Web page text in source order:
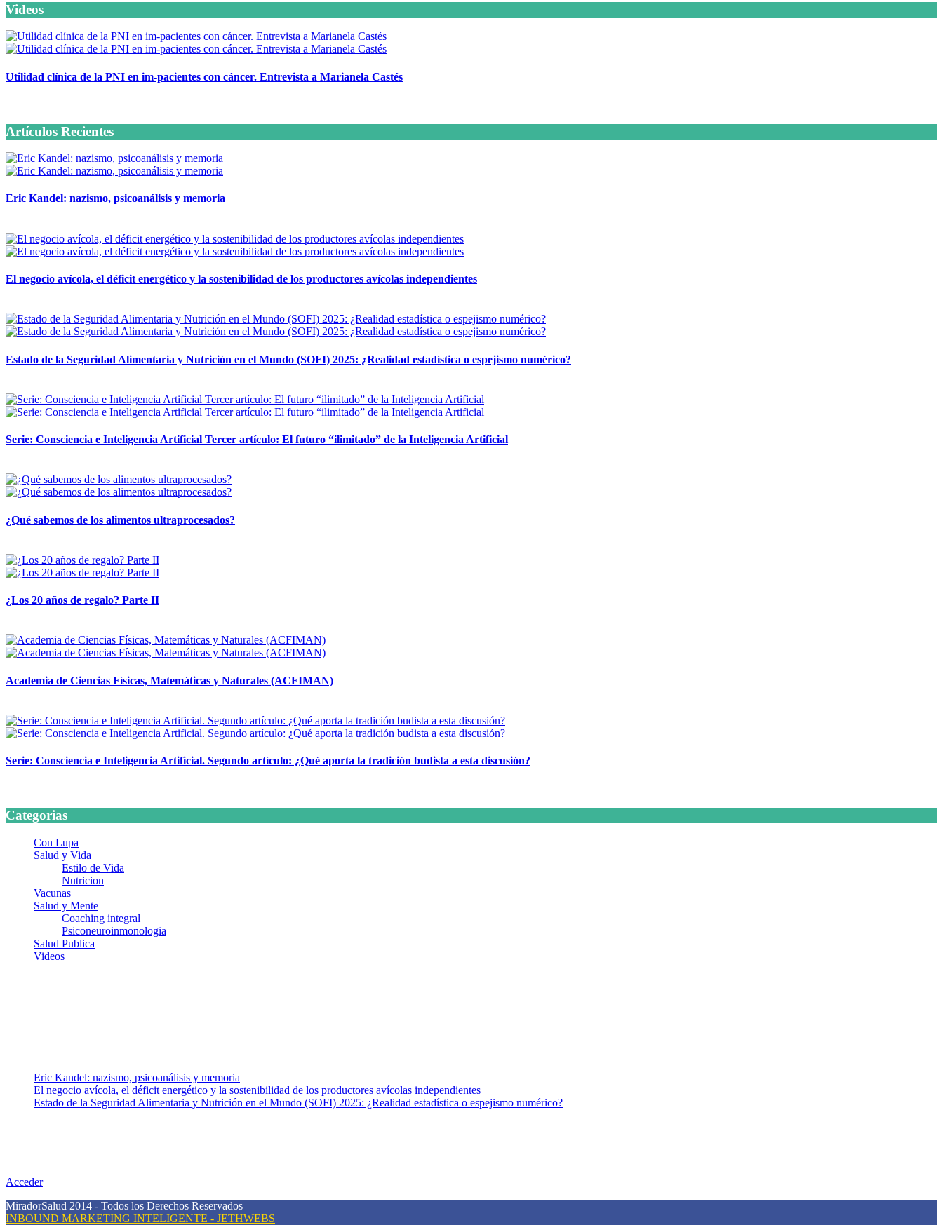
Videos
Utilidad clínica de la PNI en im-pacientes con cáncer. Entrevista a Marianela Castés
Artículos Recientes
Eric Kandel: nazismo, psicoanálisis y memoria
El negocio avícola, el déficit energético y la sostenibilidad de los productores avícolas independientes
Estado de la Seguridad Alimentaria y Nutrición en el Mundo (SOFI) 2025: ¿Realidad estadística o espejismo numérico?
Serie: Consciencia e Inteligencia Artificial Tercer artículo: El futuro “ilimitado” de la Inteligencia Artificial
¿Qué sabemos de los alimentos ultraprocesados?
¿Los 20 años de regalo? Parte II
Academia de Ciencias Físicas, Matemáticas y Naturales (ACFIMAN)
Serie: Consciencia e Inteligencia Artificial. Segundo artículo: ¿Qué aporta la tradición budista a esta discusión?
Categorias
Con Lupa
Salud y Vida
Estilo de Vida
Nutricion
Vacunas
Salud y Mente
Coaching integral
Psiconeuroinmonologia
Salud Publica
Videos
Eric Kandel: nazismo, psicoanálisis y memoria
El negocio avícola, el déficit energético y la sostenibilidad de los productores avícolas independientes
Estado de la Seguridad Alimentaria y Nutrición en el Mundo (SOFI) 2025: ¿Realidad estadística o espejismo numérico?
Acceder
MiradorSalud 2014 - Todos los Derechos Reservados
INBOUND MARKETING INTELIGENTE - JETHWEBS